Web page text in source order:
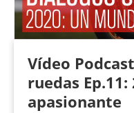
Vídeo
ruedas
apasionante